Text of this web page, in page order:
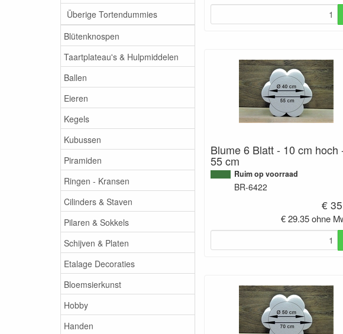
Überige Tortendummies
Blütenknospen
Taartplateau's & Hulpmiddelen
Ballen
Eieren
Kegels
Kubussen
Piramiden
Ringen - Kransen
Cilinders & Staven
Pilaren & Sokkels
Schijven & Platen
Etalage Decoraties
Bloemsierkunst
Hobby
Handen
Blume 6 Blatt - 10 cm
55 cm
Ruim op voorraad
BR-6422
€
€ 29.35 ohne